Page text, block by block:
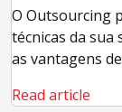
O Outsourcing
técnicas da
as vantagens
Read article